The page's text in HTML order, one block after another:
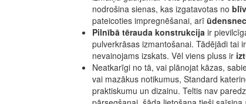
nodrošina sienas, kas izgatavotas no
pateicoties impregnēšanai, arī
Pilnībā tērauda konstrukcija ir
pulverkrāsas izmantošanai. Tādējādi tai
nevainojams izskats. Vēl viens pluss ir
Neatkarīgi no tā, vai plānojat kāzas,
vai mazākus notikumus, Standard
praktiskumu un dizainu. Teltis nav